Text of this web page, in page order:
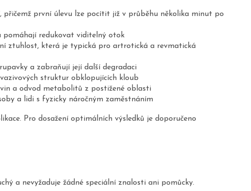
první úlevu lze pocítit již v průběhu několika minut po
pomáhají redukovat viditelný otok
ztuhlost, která je typická pro artrotická a revmatická
a zabraňují její další degradaci
struktur obklopujících kloub
a odvod metabolitů z postižené oblasti
a lidi s fyzicky náročným zaměstnáním
Pro dosažení optimálních výsledků je doporučeno
a nevyžaduje žádné speciální znalosti ani pomůcky.